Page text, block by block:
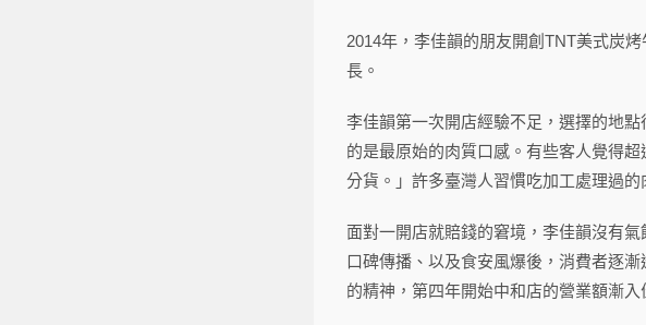
2014年，李佳韻的朋友開創TNT美式炭
長。
李佳韻第一次開店經驗不足，選擇的地
的是最原始的肉質口感。有些客人覺得
分貨。」許多臺灣人習慣吃加工處理過
面對一開店就賠錢的窘境，李佳韻沒有
口碑傳播、以及食安風爆後，消費者逐
的精神，第四年開始中和店的營業額漸入